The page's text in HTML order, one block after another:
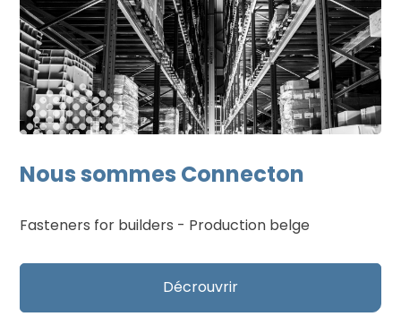
Nous sommes Connecton
Fasteners for builders - Production belge
Décrouvrir